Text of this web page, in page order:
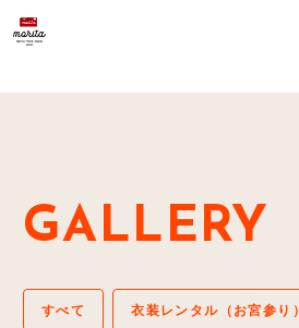
/**/
GALLERY
BLOG
新着情報
GALLERY
すべて 衣装レンタル（お宮参り）